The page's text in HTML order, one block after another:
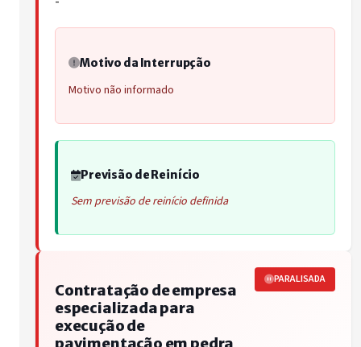
Motivo da Interrupção
Motivo não informado
Previsão de Reinício
Sem previsão de reinício definida
Contratação de empresa
especializada para
execução de
PARALISADA